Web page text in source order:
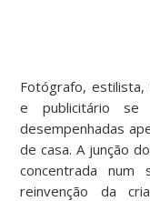
Fotógrafo,
e publicitário se
desempenhadas
de casa. A junção
concentrada
reinvenção da